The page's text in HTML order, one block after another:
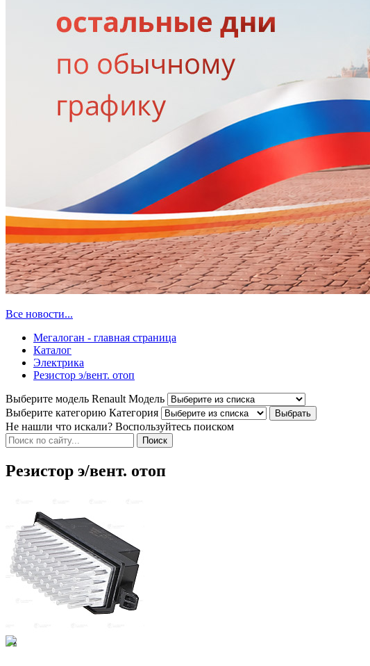
Все новости...
Мегалоган - главная страница
Каталог
Электрика
Резистор э/вент. отоп
Выберите модель Renault Модель
Выберите категорию Категория
Не нашли что искали? Воспользуйтесь поиском
Резистор э/вент. отоп